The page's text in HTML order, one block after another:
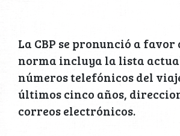
La CBP se pronunció a favor
norma incluya la lista
números telefónicos del
últimos cinco años,
correos electrónicos.